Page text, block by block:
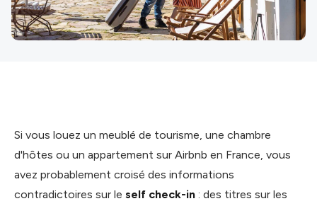
Si vous louez un meublé de tourisme, une chambre
d'hôtes ou un appartement sur Airbnb en France, vous
avez probablement croisé des informations
contradictoires sur le self check-in : des titres sur les